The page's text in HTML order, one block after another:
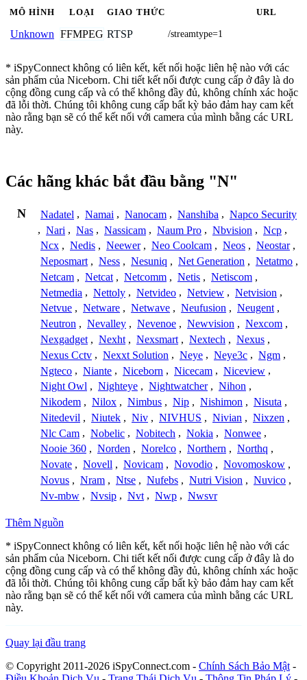
MÔ HÌNH LOẠI GIAO THỨC URL
Unknown FFMPEG RTSP /streamtype=1
* iSpyConnect không có liên kết, kết nối hoặc liên hệ nào với các
sản phẩm của Niceborn. Chi tiết kết nối được cung cấp ở đây là do
cộng đồng cung cấp và có thể không đầy đủ, không chính xác hoặc
đã lỗi thời. Chúng tôi không cung cấp bất kỳ bảo đảm hay cam kết
nào rằng bạn sẽ có thể kết nối với camera của mình bằng các URL
này.
Các hãng khác bắt đầu bằng "N"
N Nadatel , Namai , Nanocam , Nanshiba , Napco Security
, Nari , Nas , Nassicam , Naum Pro , Nbvision , Ncp ,
Ncx , Nedis , Neewer , Neo Coolcam , Neos , Neostar ,
Neposmart , Ness , Nesuniq , Net Generation , Netatmo ,
Netcam , Netcat , Netcomm , Netis , Netiscom ,
Netmedia , Nettoly , Netvideo , Netview , Netvision ,
Netvue , Netware , Netwave , Neufusion , Neugent ,
Neutron , Nevalley , Nevenoe , Newvision , Nexcom ,
Nexgadget , Nexht , Nexsmart , Nextech , Nexus ,
Nexus Cctv , Nexxt Solution , Neye , Neye3c , Ngm ,
Ngteco , Niante , Niceborn , Nicecam , Niceview ,
Night Owl , Nighteye , Nightwatcher , Nihon ,
Nikodem , Nilox , Nimbus , Nip , Nishimon , Nisuta ,
Nitedevil , Niutek , Niv , NIVHUS , Nivian , Nixzen ,
Nlc Cam , Nobelic , Nobitech , Nokia , Nonwee ,
Nooie 360 , Norden , Norelco , Northern , Northq ,
Novate , Novell , Novicam , Novodio , Novomoskow ,
Novus , Nram , Ntse , Nufebs , Nutri Vision , Nuvico ,
Nv-mbw , Nvsip , Nvt , Nwp , Nwsvr
Thêm Nguồn
* iSpyConnect không có liên kết, kết nối hoặc liên hệ nào với các
sản phẩm của Niceborn. Chi tiết kết nối được cung cấp ở đây là do
cộng đồng cung cấp và có thể không đầy đủ, không chính xác hoặc
đã lỗi thời. Chúng tôi không cung cấp bất kỳ bảo đảm hay cam kết
nào rằng bạn sẽ có thể kết nối với camera của mình bằng các URL
này.
Quay lại đầu trang
© Copyright 2011-2026 iSpyConnect.com - Chính Sách Bảo Mật -